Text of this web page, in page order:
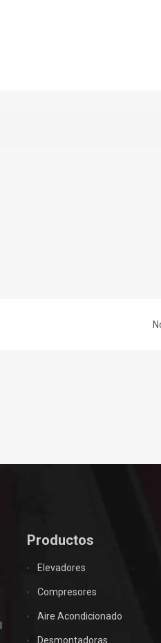
Productos
Elevadores
Compresores
Aire Acondicionado
Desmontadoras